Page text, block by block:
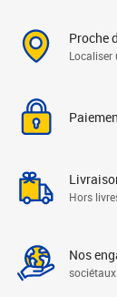
Proche
Localiser
Hors
Nos